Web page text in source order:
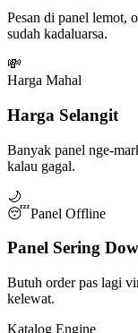
Pesan di panel lemot,
sudah kadaluarsa.
💸
Harga Mahal
Harga Selangit
Banyak panel nge-
kalau gagal.
🌙
😴Panel Offline
Panel Sering
Butuh order pas lagi
kelewat.
Katalog Engine